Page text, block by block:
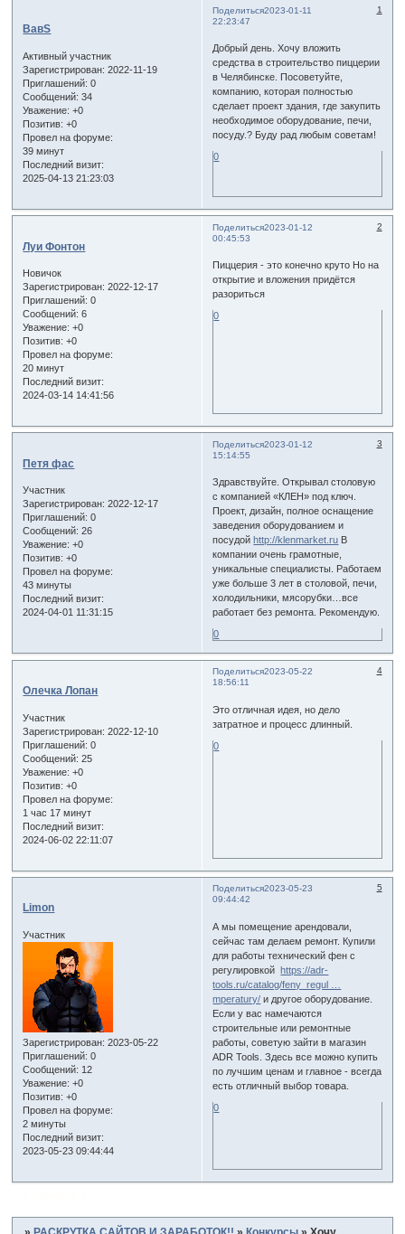
Поделиться 1
2023-01-11
22:23:47
ВавS
Активный участник
Зарегистрирован: 2022-11-19
Приглашений: 0
Сообщений: 34
Уважение: +0
Позитив: +0
Провел на форуме:
39 минут
Последний визит:
2025-04-13 21:23:03
Добрый день. Хочу вложить
средства в строительство пиццерии
в Челябинске. Посоветуйте,
компанию, которая полностью
сделает проект здания, где закупить
необходимое оборудование, печи,
посуду.? Буду рад любым советам!
0
Поделиться 2
2023-01-12
00:45:53
Луи Фонтон
Новичок
Зарегистрирован: 2022-12-17
Приглашений: 0
Сообщений: 6
Уважение: +0
Позитив: +0
Провел на форуме:
20 минут
Последний визит:
2024-03-14 14:41:56
Пиццерия - это конечно круто Но на
открытие и вложения придётся
разориться
0
Поделиться 3
2023-01-12
15:14:55
Петя фас
Участник
Зарегистрирован: 2022-12-17
Приглашений: 0
Сообщений: 26
Уважение: +0
Позитив: +0
Провел на форуме:
43 минуты
Последний визит:
2024-04-01 11:31:15
Здравствуйте. Открывал столовую
с компанией «КЛЕН» под ключ.
Проект, дизайн, полное оснащение
заведения оборудованием и
посудой http://klenmarket.ru В
компании очень грамотные,
уникальные специалисты. Работаем
уже больше 3 лет в столовой, печи,
холодильники, мясорубки…все
работает без ремонта. Рекомендую.
0
Поделиться 4
2023-05-22
18:56:11
Олечка Лопан
Участник
Зарегистрирован: 2022-12-10
Приглашений: 0
Сообщений: 25
Уважение: +0
Позитив: +0
Провел на форуме:
1 час 17 минут
Последний визит:
2024-06-02 22:11:07
Это отличная идея, но дело
затратное и процесс длинный.
0
Поделиться 5
2023-05-23
09:44:42
Limon
Участник
Зарегистрирован: 2023-05-22
Приглашений: 0
Сообщений: 12
Уважение: +0
Позитив: +0
Провел на форуме:
2 минуты
Последний визит:
2023-05-23 09:44:44
А мы помещение арендовали,
сейчас там делаем ремонт. Купили
для работы технический фен с
регулировкойhttps://adr-
tools.ru/catalog/feny_regul …
mperatury/ и другое оборудование.
Если у вас намечаются
строительные или ремонтные
работы, советую зайти в магазин
ADR Tools. Здесь все можно купить
по лучшим ценам и главное - всегда
есть отличный выбор товара.
0